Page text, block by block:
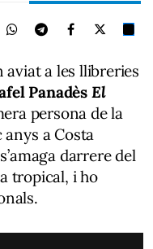
a les llibreries
Panadès El
persona de la
a Costa
darrere del
tropical, i ho